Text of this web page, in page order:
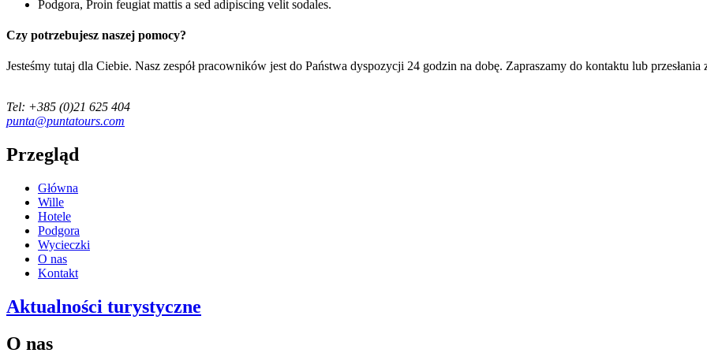
Podgora, Proin feugiat mattis a sed adipiscing velit sodales.
Czy potrzebujesz naszej pomocy?
Jesteśmy tutaj dla Ciebie. Nasz zespół pracowników jest do Państwa dyspozycji 24 godzin na dobę. Zapraszamy do kontaktu lub przesłania
Tel: +385 (0)21 625 404
punta@puntatours.com
Przegląd
Główna
Wille
Hotele
Podgora
Wycieczki
O nas
Kontakt
Aktualności turystyczne
O nas